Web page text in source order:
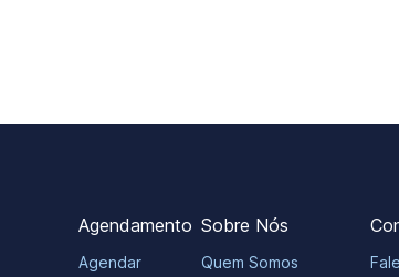
Agendamento
Agendar
Sobre Nós
Quem Somos